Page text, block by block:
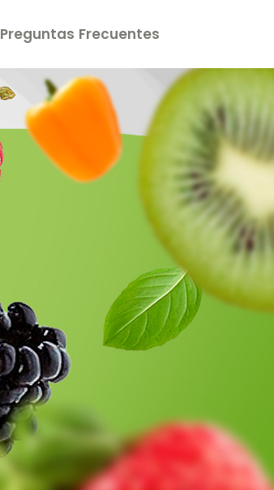
Preguntas Frecuentes